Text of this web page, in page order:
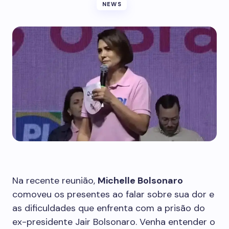
NEWS
Na recente reunião, Michelle Bolsonaro
comoveu os presentes ao falar sobre sua dor e
as dificuldades que enfrenta com a prisão do
ex-presidente Jair Bolsonaro. Venha entender o